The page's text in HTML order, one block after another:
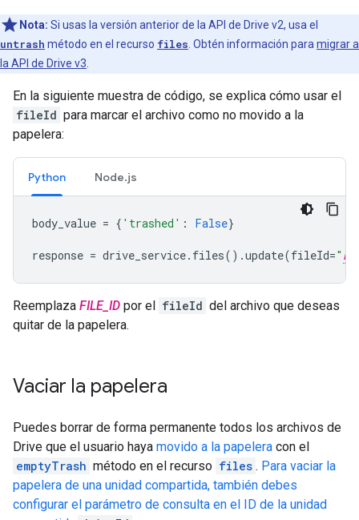
Nota: Si usas la versión anterior de la API de Drive v2, usa el
untrash método en el recurso files . Obtén información para migrar a
la API de Drive v3
En la siguiente muestra de código, se explica cómo usar el
fileId para marcar el archivo como no movido a la
papelera:
Python Node.js
body_value = { 'trashed' : False}
response = drive_service. files() .update(fileId="
Reemplaza FILE_ID por el fileId del archivo que deseas
quitar de la papelera.
Vaciar la papelera
Puedes borrar de forma permanente todos los archivos de
Drive que el usuario haya movido a la papelera con el
emptyTrash método en el recurso files . Para vaciar la
papelera de una unidad compartida, también debes
configurar el parámetro de consulta en el ID de la unidad